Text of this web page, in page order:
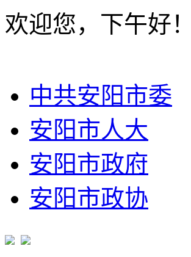
欢迎您，下午好！
中共安阳市委
安阳市人大
安阳市政府
安阳市政协